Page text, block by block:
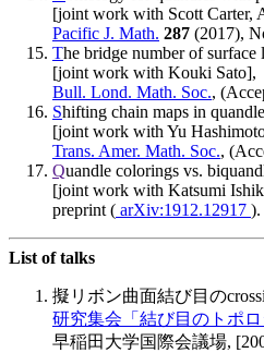
[joint work with Scott Carter,
Pacific J. Math. 287 (2017),
The bridge number of
[joint work with Kouki Sato],
Bull. Lond. Math. Soc.,
Shifting chain maps in
[joint work with Yu
Trans. Amer. Math. Soc.,
Quandle colorings vs.
[joint work with Katsumi
preprint ( arXiv:1912.12917 ).
List of talks
擬リボン曲面結び目の
研究集会「結び目のトポロ
早稲田大学国際会議場,